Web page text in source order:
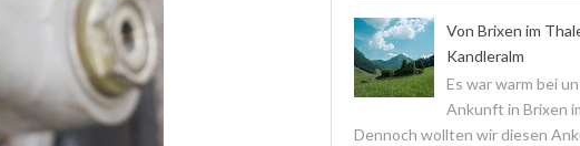
Von Brixen im
Kandleralm
Es war warm bei
Ankunft in Brixen
Dennoch wollten wir diesen